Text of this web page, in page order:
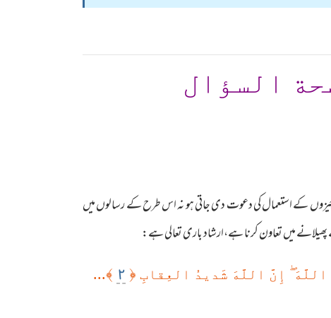
السؤال
چیزوں کے استعمال کی دعوت دی جاتی ہو نہ اس طرح کے رسالوں میں
پھیلانے میں تعاون کرنا ہے،ارشاد باری تعالی ہے:
اللَّهَۖ إِنَّ اللَّهَ شَديدُ العِقابِ ﴿ ٢ ﴾...